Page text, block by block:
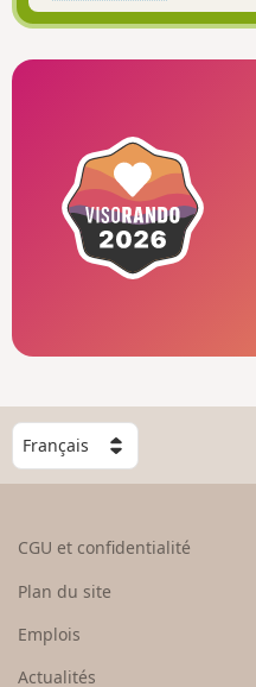
C
o
e
CGU et confidentialité
Plan du site
Emplois
Actualités